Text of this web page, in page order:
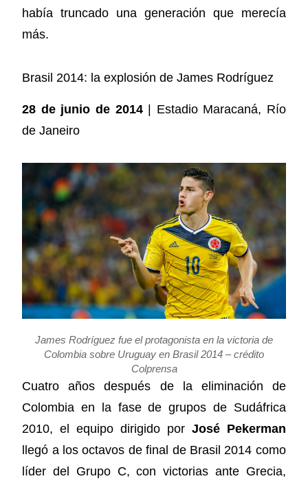
había truncado una generación que merecía
más.
Brasil 2014: la explosión de James Rodríguez
28 de junio de 2014| Estadio Maracaná, Río
de Janeiro
James Rodríguez fue el protagonista en la victoria de
Colombia sobre Uruguay en Brasil 2014 – crédito
Colprensa
Cuatro años después de la eliminación de
Colombia en la fase de grupos de Sudáfrica
2010, el equipo dirigido por José Pekerman
llegó a los octavos de final de Brasil 2014 como
líder del Grupo C, con victorias ante Grecia,